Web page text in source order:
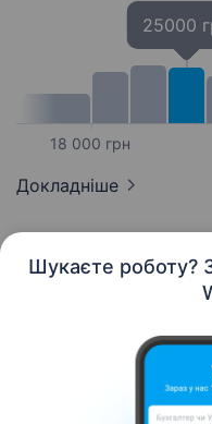
Шукаєте роботу?
18 000 грн
25000
Докладніше